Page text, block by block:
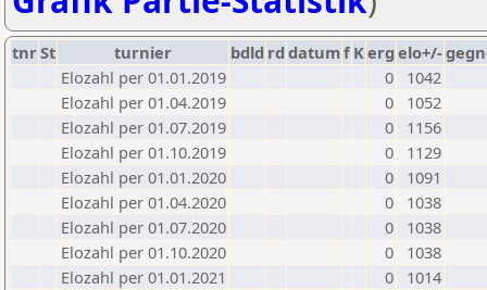
tnrSt turnier bdld rd datumf Kerg elo+/-
Elozahl per 01.01.2019
0
1042
Elozahl per 01.04.2019
0
1052
Elozahl per 01.07.2019
0
1156
Elozahl per 01.10.2019
0
1129
Elozahl per 01.01.2020
0
1091
Elozahl per 01.04.2020
0
1038
Elozahl per 01.07.2020
0
1038
Elozahl per 01.10.2020
0
1038
Elozahl per 01.01.2021
0
1014